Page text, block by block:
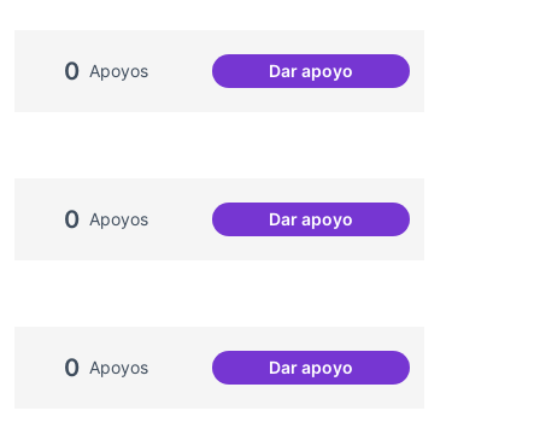
0 Apoyos Dar apoyoProcessos comunitaris de
0 Apoyos Dar apoyoDinàmiques participatives
0 Apoyos Dar apoyoEscletxa digital i Xarxa